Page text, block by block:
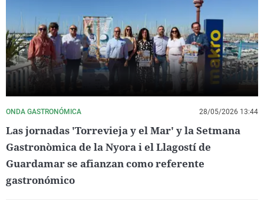
ONDA GASTRONÓMICA 28/05/2026 13:44
Las jornadas 'Torrevieja y el Mar' y la Setmana
Gastronòmica de la Nyora i el Llagostí de
Guardamar se afianzan como referente
gastronómico